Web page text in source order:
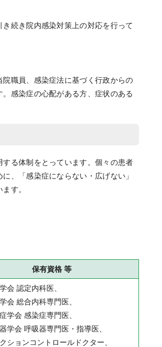
続き院内感染対策上の対応を行って
職員、感染症法に基づく行政からの
感染症の心配がある方、症状のある
る体制をとっています。個々の患者
、「感染症にならない・広げない」
す。
保有資格 等
会 認定内科医、
会 総合内科専門医、
学会 感染症専門医、
学会 呼吸器専門医・指導医、
ションコントロールドクター、